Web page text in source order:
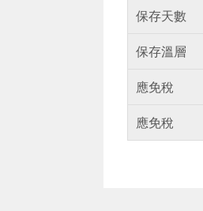
保存天數
保存溫層
應免稅
應免稅